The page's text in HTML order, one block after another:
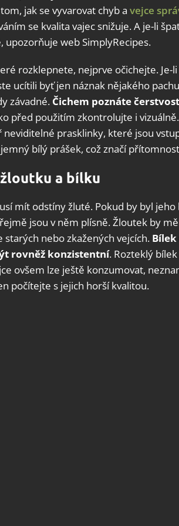
jak se vyvarovat chyb a vejce
se kvalita vajec snižuje. A je-li
upozorňuje web SimplyRecipes.
rozklepnete, nejprve očichejte. Je-
ucítili byť jen náznak nějakého
závadné. Čichem poznáte
před použitím zkontrolujte i
prasklinky, které jsou
bílý prášek, což značí
a bílku
mít odstíny žluté. Pokud by byl
jsou v něm plísně. Žloutek by
starých nebo zkažených vejcích.
rovněž konzistentní. Rozteklý
ovšem lze ještě konzumovat,
počítejte s jejich horší kvalitou.